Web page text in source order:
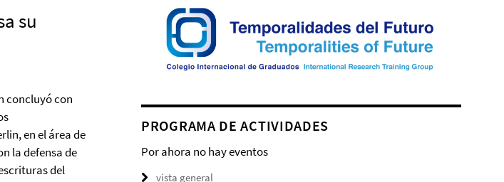
su
concluyó con
en el área de
la defensa de
del
PROGRAMA DE ACTIVIDADES
Por ahora no hay eventos
vista general